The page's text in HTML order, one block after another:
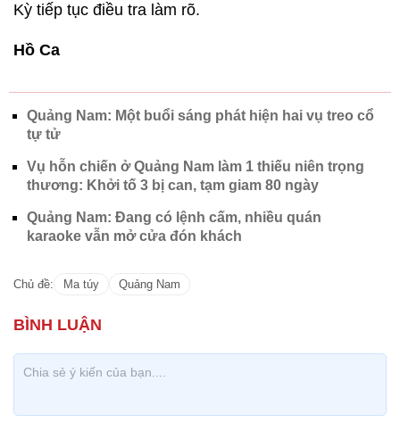
Kỳ tiếp tục điều tra làm rõ.
Hồ Ca
Quảng Nam: Một buổi sáng phát hiện hai vụ treo cổ
tự tử
Vụ hỗn chiến ở Quảng Nam làm 1 thiếu niên trọng
thương: Khởi tố 3 bị can, tạm giam 80 ngày
Quảng Nam: Đang có lệnh cấm, nhiều quán
karaoke vẫn mở cửa đón khách
Chủ đề: Ma túy Quảng Nam